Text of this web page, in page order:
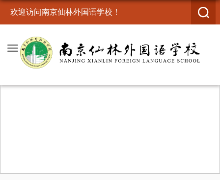
欢迎访问南京仙林外国语学校！